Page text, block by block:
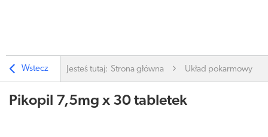
Wstecz Jesteś tutaj: Strona główna Układ pokarmowy
Pikopil 7,5mg x 30 tabletek